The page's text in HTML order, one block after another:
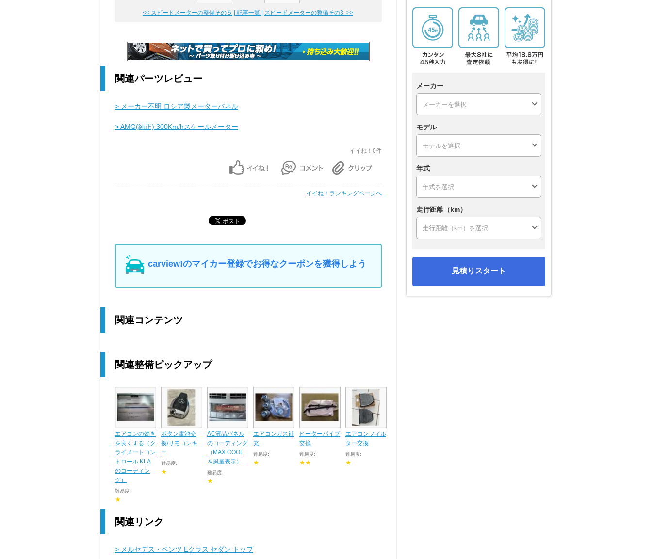
<< スピードメーターの整備その５ | 記事一覧 | スピードメーターの整備その3 >>
関連パーツレビュー
> メーカー不明 ロシア製メーターパネル
> AMG(純正) 300Km/hスケールメーター
イイね！0件
イイね！ランキングページへ
carview!のマイカー登録でお得なクーポンを獲得しよう
関連コンテンツ
関連整備ピックアップ
エアコンの効き
を良くする（ク
ライメートコン
トロール KLA
のコーディン
グ）
難易度:
★
ボタン電池交
換/リモコンキ
ー
難易度:
★
AC液晶パネル
のコーディング
（MAX COOL
＆風量表示）
難易度:
★
エアコンガス補
充
難易度:
★
ヒーターパイプ
交換
難易度:
★★
エアコンフィル
ター交換
難易度:
★
関連リンク
> メルセデス・ベンツ Eクラス セダン トップ
メーカー
モデル
年式
走行距離（km）
見積りスタート